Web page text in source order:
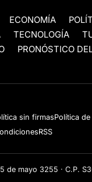
ECONOMÍA
TECNOLOGÍA
PRONÓSTICO
sin firmasPolítica
RSS
de mayo 3255 · C.P.